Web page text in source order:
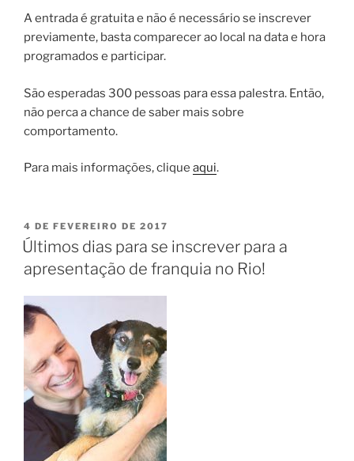
A entrada é gratuita e não é necessário se inscrever
previamente, basta comparecer ao local na data e hora
programados e participar.
São esperadas 300 pessoas para essa palestra. Então,
não perca a chance de saber mais sobre
comportamento.
Para mais informações, clique aqui.
4 DE FEVEREIRO DE 2017
Últimos dias para se inscrever para a
apresentação de franquia no Rio!